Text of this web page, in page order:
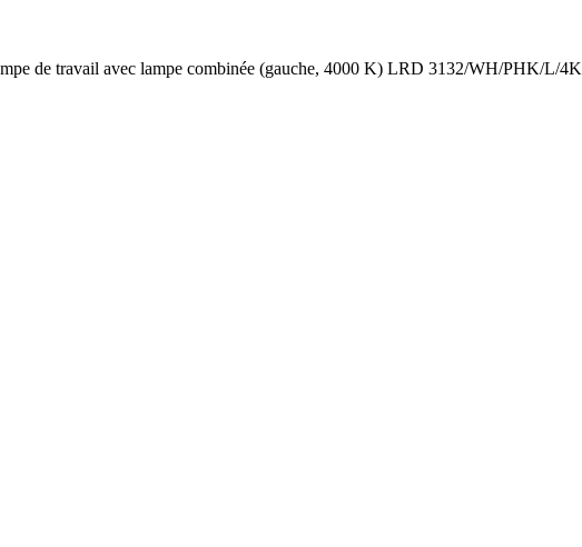
de travail avec lampe combinée (gauche, 4000 K) LRD 3132/WH/PHK/L/4K